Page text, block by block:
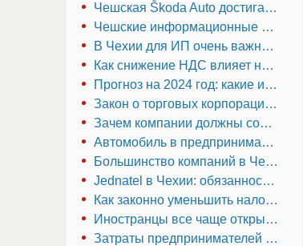
Чешская Škoda Auto достигает новых высот: рекорд продаж за всю историю
Чешские информационные агентства выделяют потенциальную угрозу для Raiffeisen Bank International (RBI) из-за его финансовых операций в России
В Чехии для ИП очень важно понимать требования к хранению финансовых документов
Как снижение НДС влияет на цены в Чехии
Прогноз на 2024 год: какие изменения налогов ожидать в Чехии?
Закон о торговых корпорациях по фирме в Чехии
Зачем компании должны сообщать данные о своих реальных собственниках?
Автомобиль в предпринимательской деятельности в Чехии
Большинство компаний в Чехии имеют виртуальный юридический адрес
Jednatel в Чехии: обязанности и требования в 2024 году
Как законно уменьшить налог в Чешской Республике?
Иностранцы все чаще открывают фирмы в Чехии
Затраты предпринимателей в Чешской Республике в новом году возрастут